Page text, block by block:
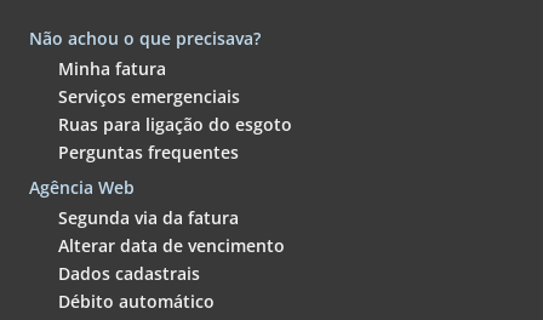
Não achou o que precisava?
Minha fatura
Serviços emergenciais
Ruas para ligação do esgoto
Perguntas frequentes
Agência Web
Segunda via da fatura
Alterar data de vencimento
Dados cadastrais
Débito automático